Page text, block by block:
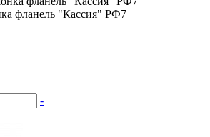
фланель "Кассия" РФ7
-